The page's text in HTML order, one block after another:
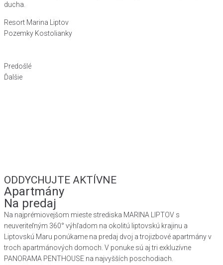
ducha.
Resort Marina Liptov
Pozemky Kostolianky
Predošlé
Ďalšie
ODDYCHUJTE AKTÍVNE
Apartmány
Na predaj
Na najprémiovejšom mieste strediska MARINA LIPTOV s
neuveriteľným 360° výhľadom na okolitú liptovskú krajinu a
Liptovskú Maru ponúkame na predaj dvoj a trojizbové apartmány v
troch apartmánových domoch. V ponuke sú aj tri exkluzívne
PANORAMA PENTHOUSE na najvyšších poschodiach.